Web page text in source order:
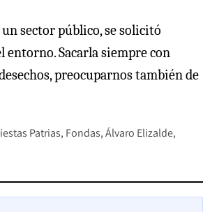
sector público, se solicitó
entorno. Sacarla siempre con
preocuparnos también de
Patrias Fondas Álvaro Elizalde